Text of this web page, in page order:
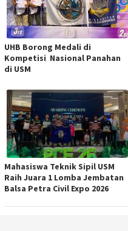
UHB Borong Medali di
Kompetisi Nasional Panahan
di USM
Mahasiswa Teknik Sipil USM
Raih Juara 1 Lomba Jembatan
Balsa Petra Civil Expo 2026